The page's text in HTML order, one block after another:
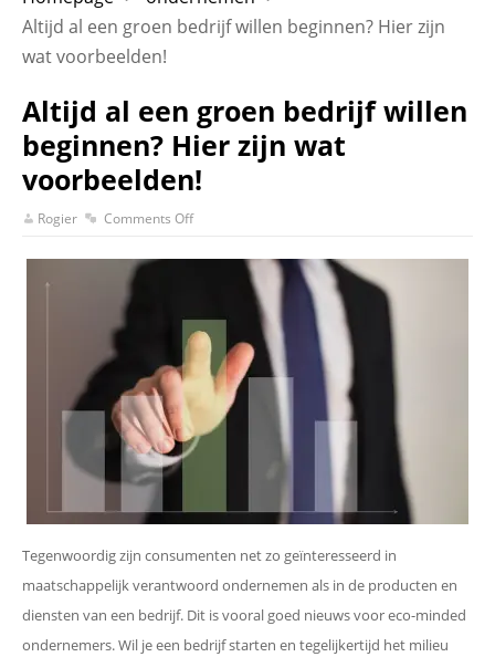
Altijd al een groen bedrijf willen beginnen? Hier zijn
wat voorbeelden!
Altijd al een groen bedrijf willen
beginnen? Hier zijn wat
voorbeelden!
Rogier Comments Off
Tegenwoordig zijn consumenten net zo geïnteresseerd in
maatschappelijk verantwoord ondernemen als in de producten en
diensten van een bedrijf. Dit is vooral goed nieuws voor eco-minded
ondernemers. Wil je een bedrijf starten en tegelijkertijd het milieu